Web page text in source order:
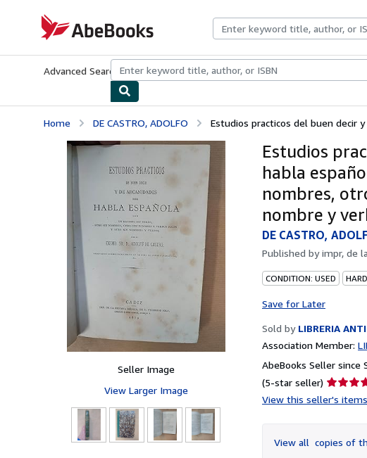
AbeBooks.com
Advanced Search Browse CollectionsRare BooksArt & Collectibles
Home DE CASTRO, ADOLFO Estudios practicos del buen decir
Seller Image
View Larger Image
Estudios
habla
nombres,
nombre y
DE CASTRO,
Published byimpr, de
CONDITION: USED
Save for Later
Sold by LIBRERIA
Association Member:
AbeBooks Seller since
(5-star seller) Seller
rating
of
5
View this seller's items
View all copies of